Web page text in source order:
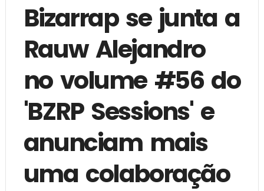
Bizarrap se junta a
Rauw Alejandro
no volume #56 do
'BZRP Sessions' e
anunciam mais
uma colaboração